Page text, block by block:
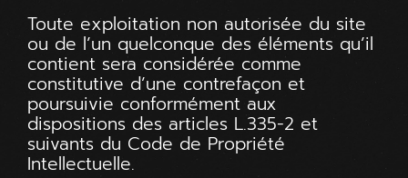
Toute exploitation non autorisée du site
ou de l’un quelconque des éléments qu’il
contient sera considérée comme
constitutive d’une contrefaçon et
poursuivie conformément aux
dispositions des articles L.335-2 et
suivants du Code de Propriété
Intellectuelle.